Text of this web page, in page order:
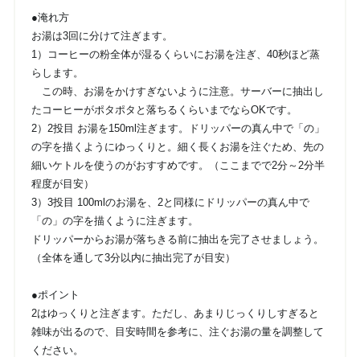
●淹れ方
お湯は3回に分けて注ぎます。
1）コーヒーの粉全体が湿るくらいにお湯を注ぎ、40秒ほど蒸
らします。
この時、お湯をかけすぎないように注意。サーバーに抽出し
たコーヒーがポタポタと落ちるくらいまでならOKです。
2）2投目 お湯を150ml注ぎます。ドリッパーの真ん中で「の」
の字を描くようにゆっくりと。細く長くお湯を注ぐため、先の
細いケトルを使うのがおすすめです。（ここまでで2分～2分半
程度が目安）
3）3投目 100mlのお湯を、2と同様にドリッパーの真ん中で
「の」の字を描くように注ぎます。
ドリッパーからお湯が落ちきる前に抽出を完了させましょう。
（全体を通して3分以内に抽出完了が目安）
●ポイント
2はゆっくりと注ぎます。ただし、あまりじっくりしすぎると
雑味が出るので、目安時間を参考に、注ぐお湯の量を調整して
ください。